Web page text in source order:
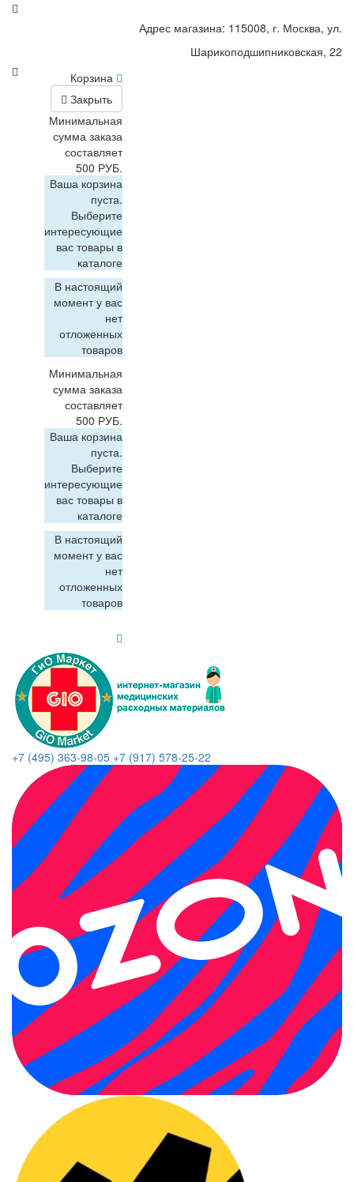
Адрес магазина: 115008, г. Москва, ул.
Шарикоподшипниковская, 22
Корзина
Закрыть
Минимальная
сумма заказа
составляет
500 РУБ.
Ваша корзина
пуста.
Выберите
интересующие
вас товары в
каталоге
В настоящий
момент у вас
нет
отложенных
товаров
Минимальная
сумма заказа
составляет
500 РУБ.
Ваша корзина
пуста.
Выберите
интересующие
вас товары в
каталоге
В настоящий
момент у вас
нет
отложенных
товаров
+7 (495) 363-98-05 +7 (917) 578-25-22